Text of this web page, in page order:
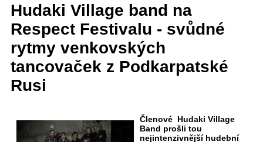
Hudaki Village band na
Respect Festivalu - svůdné
rytmy venkovských
tancovaček z Podkarpatské
Rusi
Členové Hudaki Village
Band prošli tou
nejintenzivnější hudební